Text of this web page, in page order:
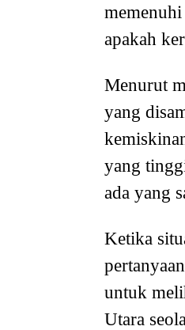
apakah
Menurut
yang
yang
ada yang
Ketika
untuk
Utara